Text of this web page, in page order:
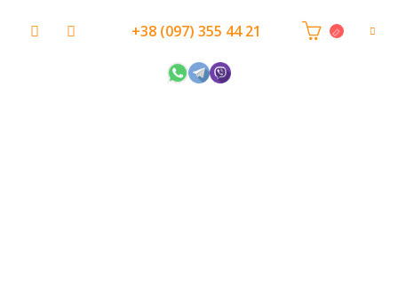
+38 (097) 355 44 21